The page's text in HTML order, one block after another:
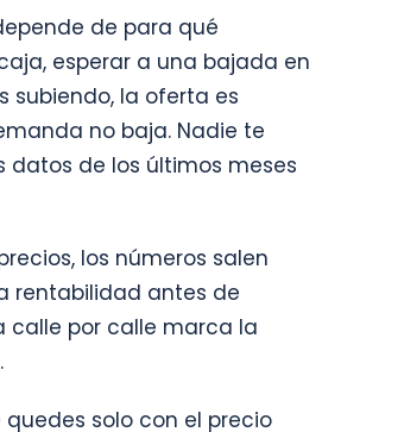
de para qué
esperar a una bajada en
subiendo, la oferta es
no baja. Nadie te
de los últimos meses
los números salen
rentabilidad antes de
calle por calle marca la
solo con el precio